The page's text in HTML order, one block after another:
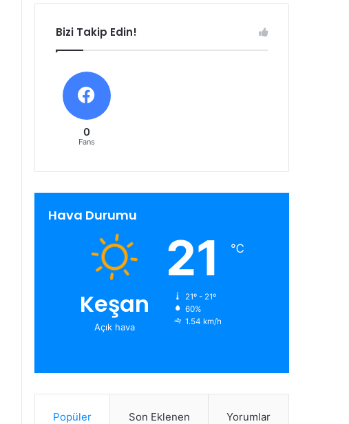
Bizi Takip Edin!
0
Fans
Hava Durumu
Keşan
Açık hava
21 ℃
21º - 21º
60%
1.54 km/h
Popüler Son Eklenen Yorumlar